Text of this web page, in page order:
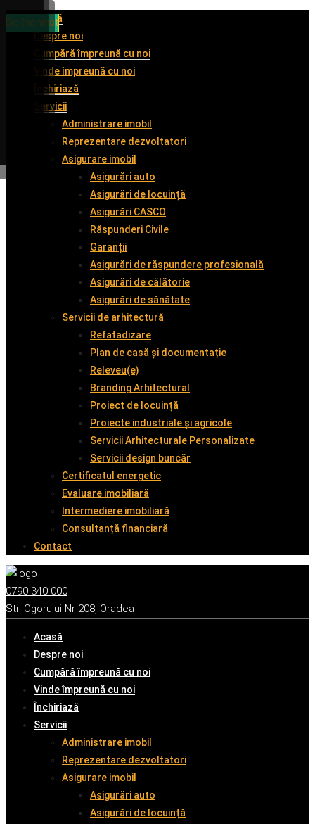
Acasă
Despre noi
Cumpără împreună cu noi
Vinde împreună cu noi
Închiriază
Servicii
Administrare imobil
Reprezentare dezvoltatori
Asigurare imobil
Asigurări auto
Asigurări de locuință
Asigurări CASCO
Răspunderi Civile
Garanții
Asigurări de răspundere profesională
Asigurări de călătorie
Asigurări de sănătate
Servicii de arhitectură
Refatadizare
Plan de casă și documentație
Releveu(e)
Branding Arhitectural
Proiect de locuință
Proiecte industriale și agricole
Servicii Arhitecturale Personalizate
Servicii design buncăr
Certificatul energetic
Evaluare imobiliară
Intermediere imobiliară
Consultanță financiară
Contact
0790 340 000
Str. Ogorului Nr 208, Oradea
Acasă
Despre noi
Cumpără împreună cu noi
Vinde împreună cu noi
Închiriază
Servicii
Administrare imobil
Reprezentare dezvoltatori
Asigurare imobil
Asigurări auto
Asigurări de locuință
De închiriat
De închiriat
De vânzare
De închiriat